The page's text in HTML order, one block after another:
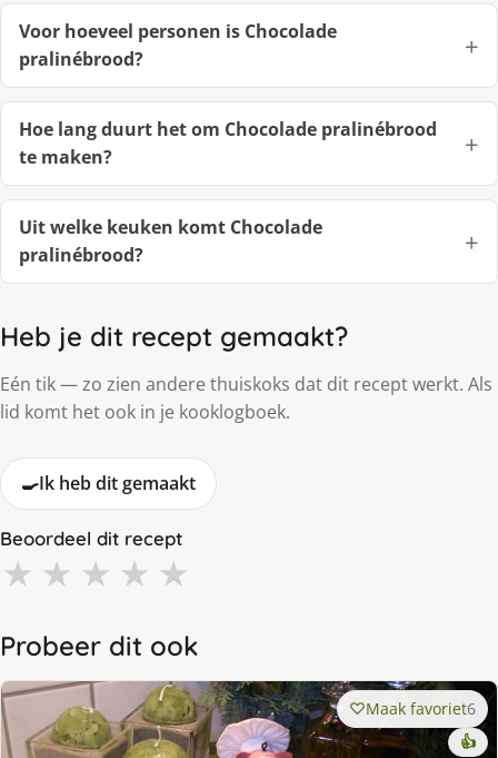
Voor hoeveel personen is Chocolade
pralinébrood?
Hoe lang duurt het om Chocolade pralinébrood
te maken?
Uit welke keuken komt Chocolade
pralinébrood?
Heb je dit recept gemaakt?
Eén tik — zo zien andere thuiskoks dat dit recept werkt. Als
lid komt het ook in je kooklogboek.
🍳Ik heb dit gemaakt
Beoordeel dit recept
★ ★ ★ ★ ★
Probeer dit ook
Maak favoriet6
👍